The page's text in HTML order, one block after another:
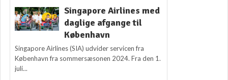
Singapore Airlines med
daglige afgange til
København
Singapore Airlines (SIA) udvider servicen fra
København fra sommersæsonen 2024. Fra den 1.
juli...